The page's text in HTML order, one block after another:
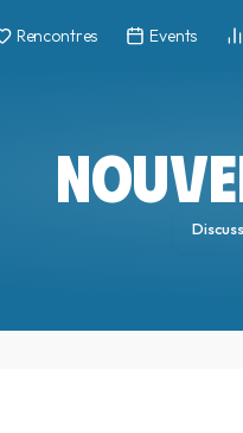
Rencontres Events